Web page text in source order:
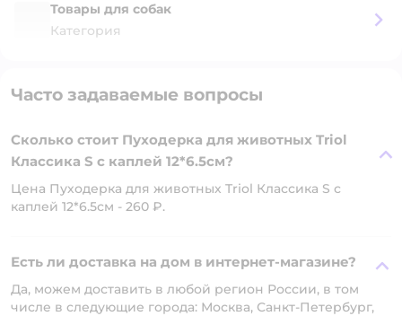
Товары для собак
Категория
Часто задаваемые вопросы
Сколько стоит Пуходерка для животных Triol
Классика S с каплей 12*6.5см?
Цена Пуходерка для животных Triol Классика S с
каплей 12*6.5см - 260 ₽.
Есть ли доставка на дом в интернет-магазине?
Да, можем доставить в любой регион России, в том
числе в следующие города: Москва, Санкт-Петербург,